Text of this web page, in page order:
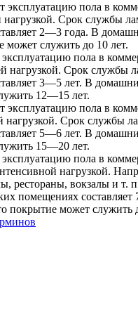
эксплуатацию пола в
Срок службы
2—3 года. В
может служить до 10 лет.
эксплуатацию пола в
нагрузкой. Срок службы
3—5 лет. В
12—15 лет.
эксплуатацию пола в
Срок службы
5—6 лет. В
15—20 лет.
эксплуатацию пола в
нагрузкой.
рестораны, вокзалы и т.
помещениях
покрытие может служить